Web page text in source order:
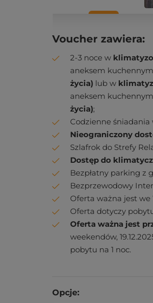
Voucher zawiera:
2-3 noce w
aneksem
życia) lub w
aneksem
życia);
Codzienne
Nieograniczony
Szlafrok do Strefy
Dostęp do
Bezpłatny parking z
Bezprzewodowy
Oferta ważna jest we
Oferta dotyczy
Oferta ważna jest
weekendów,
pobytu na 1 noc.
Opcje: